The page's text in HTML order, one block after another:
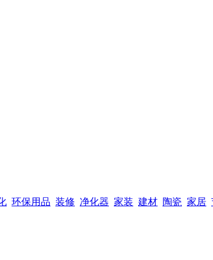
环保用品 装修 净化器 家装 建材 陶瓷 家居